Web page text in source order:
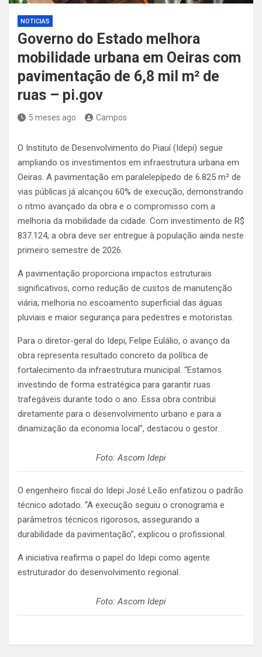
NOTICIAS
Governo do Estado melhora
mobilidade urbana em Oeiras com
pavimentação de 6,8 mil m² de
ruas – pi.gov
5 meses ago Campos
O Instituto de Desenvolvimento do Piauí (Idepi) segue
ampliando os investimentos em infraestrutura urbana em
Oeiras. A pavimentação em paralelepípedo de 6.825 m² de
vias públicas já alcançou 60% de execução, demonstrando
o ritmo avançado da obra e o compromisso com a
melhoria da mobilidade da cidade. Com investimento de R$
837.124, a obra deve ser entregue à população ainda neste
primeiro semestre de 2026.
A pavimentação proporciona impactos estruturais
significativos, como redução de custos de manutenção
viária, melhoria no escoamento superficial das águas
pluviais e maior segurança para pedestres e motoristas.
Para o diretor-geral do Idepi, Felipe Eulálio, o avanço da
obra representa resultado concreto da política de
fortalecimento da infraestrutura municipal. “Estamos
investindo de forma estratégica para garantir ruas
trafegáveis durante todo o ano. Essa obra contribui
diretamente para o desenvolvimento urbano e para a
dinamização da economia local”, destacou o gestor.
Foto: Ascom Idepi
O engenheiro fiscal do Idepi José Leão enfatizou o padrão
técnico adotado. “A execução seguiu o cronograma e
parâmetros técnicos rigorosos, assegurando a
durabilidade da pavimentação”, explicou o profissional.
A iniciativa reafirma o papel do Idepi como agente
estruturador do desenvolvimento regional.
Foto: Ascom Idepi